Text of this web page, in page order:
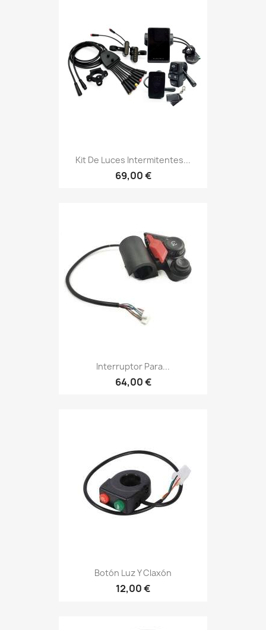
Kit De Luces Intermitentes...
69,00 €
Interruptor Para...
64,00 €
Botón Luz Y Claxón
12,00 €